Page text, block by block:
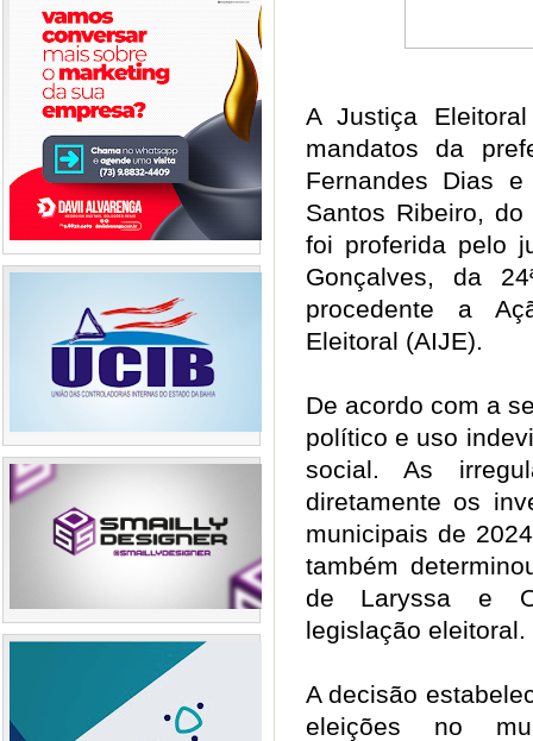
A Justiça
mandatos da
Fernandes Dias
Santos Ribeiro,
foi proferida pelo
Gonçalves, da
procedente a
Eleitoral (AIJE).
De acordo com a
político e uso
social. As
diretamente os
municipais de
também
de Laryssa e
legislação eleitoral.
A decisão
eleições no